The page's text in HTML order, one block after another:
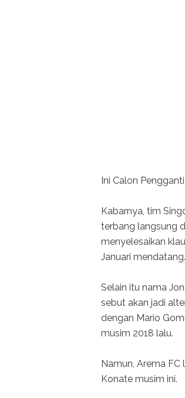
Ini Calon
Kabarnya, tim
terbang langsung
menyelesaikan
Januari mendatang.
Selain itu nama
sebut akan jadi
dengan Mario
musim 2018 lalu.
Namun, Arema FC
Konate musim ini.